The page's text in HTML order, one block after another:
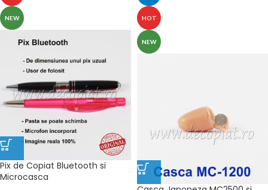
NEW
Pix de Copiat Bluetooth si
Microcasca
HOT
NEW